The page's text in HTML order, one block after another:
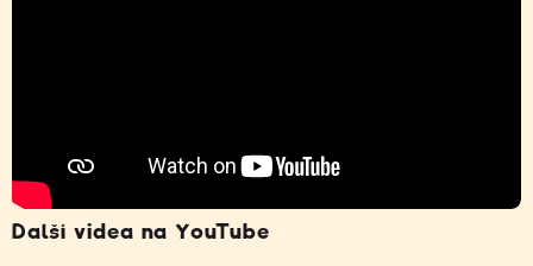
Další videa na YouTube